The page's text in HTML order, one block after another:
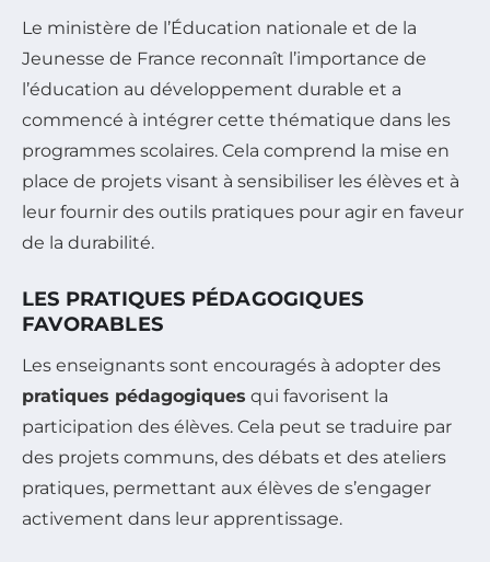
Le ministère de l’Éducation nationale et de la
Jeunesse de France reconnaît l’importance de
l’éducation au développement durable et a
commencé à intégrer cette thématique dans les
programmes scolaires. Cela comprend la mise en
place de projets visant à sensibiliser les élèves et à
leur fournir des outils pratiques pour agir en faveur
de la durabilité.
LES PRATIQUES PÉDAGOGIQUES
FAVORABLES
Les enseignants sont encouragés à adopter des
pratiques pédagogiques qui favorisent la
participation des élèves. Cela peut se traduire par
des projets communs, des débats et des ateliers
pratiques, permettant aux élèves de s’engager
activement dans leur apprentissage.